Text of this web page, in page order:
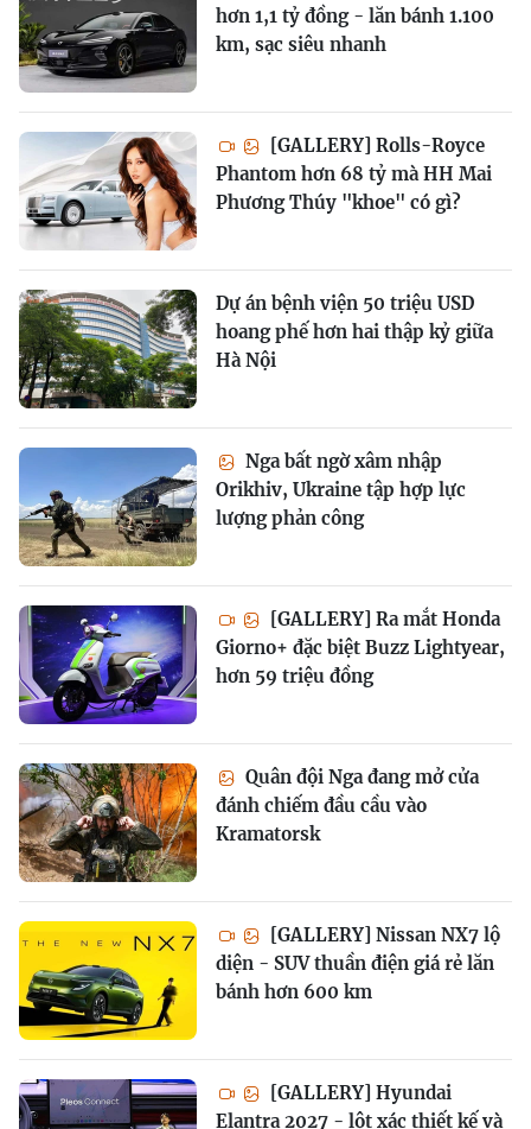
hơn 1,1 tỷ đồng - lăn bánh 1.100
km, sạc siêu nhanh
[GALLERY] Rolls-Royce
Phantom hơn 68 tỷ mà HH Mai
Phương Thúy "khoe" có gì?
Dự án bệnh viện 50 triệu USD
hoang phế hơn hai thập kỷ giữa
Hà Nội
Nga bất ngờ xâm nhập
Orikhiv, Ukraine tập hợp lực
lượng phản công
[GALLERY] Ra mắt Honda
Giorno+ đặc biệt Buzz Lightyear,
hơn 59 triệu đồng
Quân đội Nga đang mở cửa
đánh chiếm đầu cầu vào
Kramatorsk
[GALLERY] Nissan NX7 lộ
diện - SUV thuần điện giá rẻ lăn
bánh hơn 600 km
[GALLERY] Hyundai
Elantra 2027 - lột xác thiết kế và